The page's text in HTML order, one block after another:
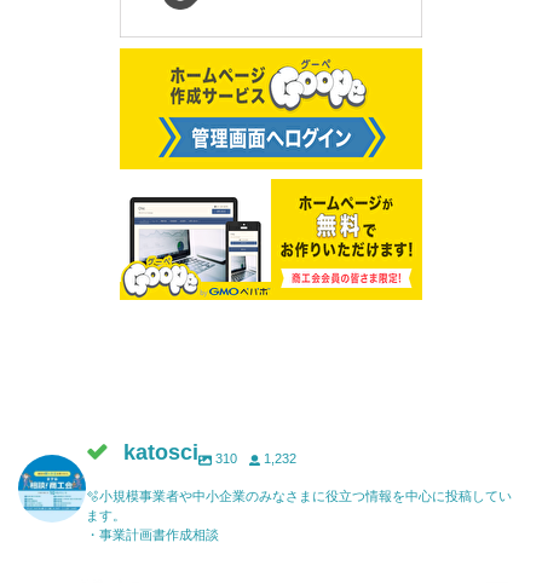
katosci 310 1,232
🫧小規模事業者や中小企業のみなさまに役立つ情報を中心に投稿してい
ます。
・事業計画書作成相談